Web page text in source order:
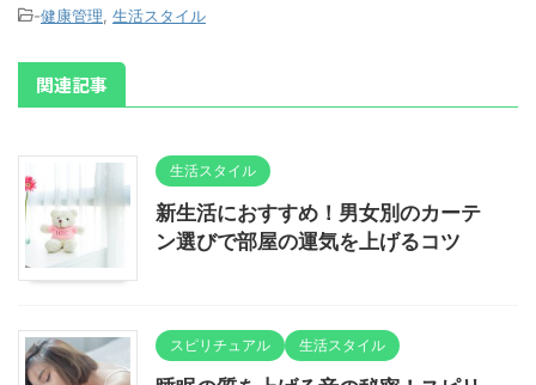
-健康管理, 生活スタイル
関連記事
生活スタイル
新生活におすすめ！男女別のカーテ
ン選びで部屋の運気を上げるコツ
スピリチュアル 生活スタイル